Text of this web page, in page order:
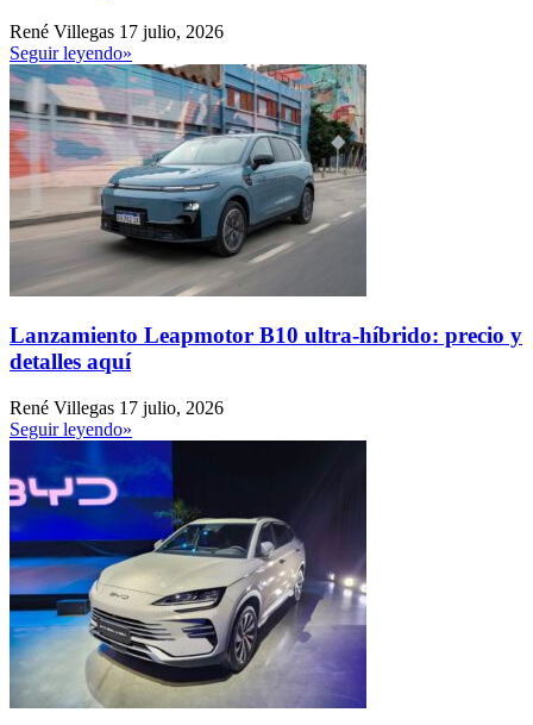
René Villegas 17 julio, 2026
Seguir leyendo»
Lanzamiento Leapmotor B10 ultra-híbrido: precio y
detalles aquí
René Villegas 17 julio, 2026
Seguir leyendo»